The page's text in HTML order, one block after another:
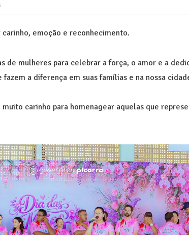
emoção e reconhecimento.
de mulheres para celebrar a força, o amor e a
a diferença em suas famílias e na nossa
carinho para homenagear aquelas que